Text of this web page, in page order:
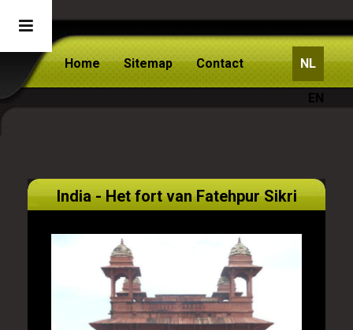
Home Sitemap Contact NL
EN
India - Het fort van Fatehpur Sikri